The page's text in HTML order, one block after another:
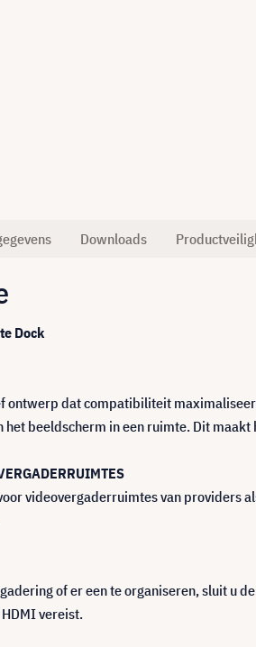
Downloads
Dock
ontwerp dat compatibiliteit
beeldscherm in een ruimte. Dit
videovergaderruimtes van
of er een te organiseren, sluit u
vereist.